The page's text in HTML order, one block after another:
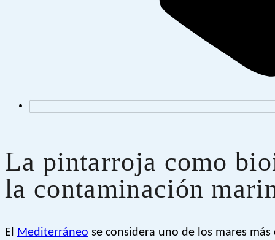
La pintarroja como
la contaminación
El Mediterráneo se considera uno de los mares